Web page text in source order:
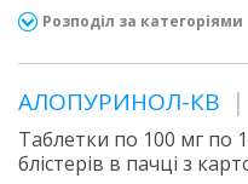
Розподіл за категоріями
АЛОПУРИНОЛ-КВ
Таблетки по 100 мг по
блістерів в пачці з